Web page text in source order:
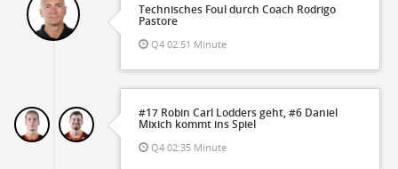
Technisches Foul durch Coach Rodrigo
Pastore
Q4 02:51 Minute
#17 Robin Carl Lodders geht, #6 Daniel
Mixich kommt ins Spiel
Q4 02:35 Minute